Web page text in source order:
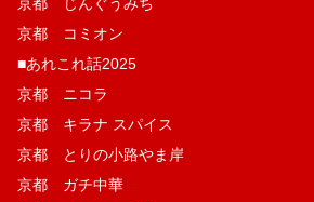
京都 コミオン
■あれこれ話2025
京都 ニコラ
京都 キラナ スパイス
京都 とりの小路やま岸
京都 ガチ中華